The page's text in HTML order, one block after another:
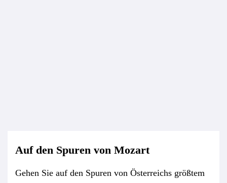
Auf den Spuren von Mozart
Gehen Sie auf den Spuren von Österreichs größtem